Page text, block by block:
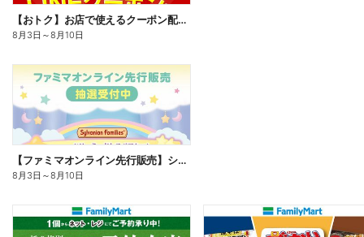
【おトク】お店で使えるクーポン配信中
8月3日 ～8月10日
【ファミマオンライン先行販売】シルバニアファミリー
8月3日 ～8月10日